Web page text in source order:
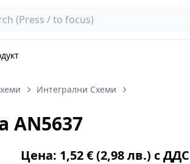
Интегрални Схеми
AN5637
Цена: 1,52 € (2,98 лв.) с ДДС